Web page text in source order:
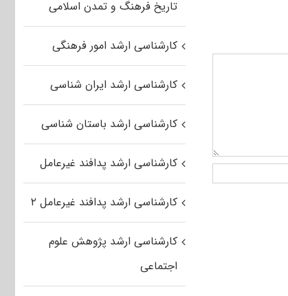
تاریخ فرهنگ و تمدن اسلامی
کارشناسی ارشد امور فرهنگی
کارشناسی ارشد ایران شناسی
کارشناسی ارشد باستان شناسی
کارشناسی ارشد پدافند غیرعامل
کارشناسی ارشد پدافند غیرعامل ۲
کارشناسی ارشد پژوهش علوم
اجتماعی